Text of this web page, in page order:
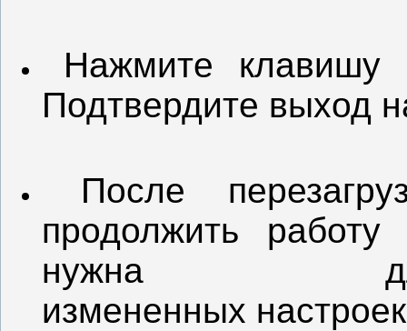
Нажмите
Подтвердите выход
После
продолжить работу
нужна
измененных